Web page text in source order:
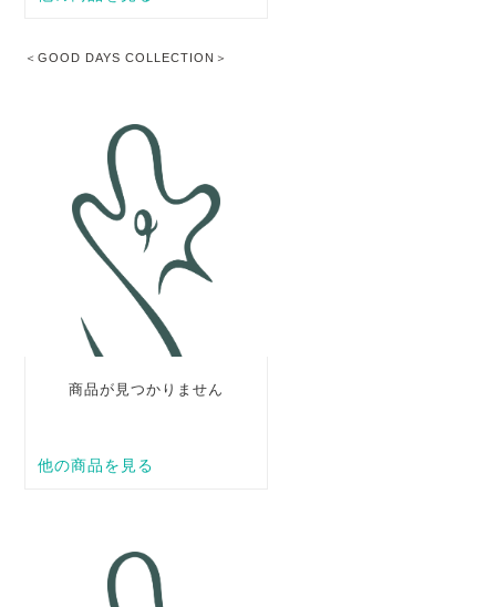
＜GOOD DAYS COLLECTION＞